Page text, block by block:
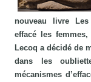
nouveau livre Les
effacé les
Lecoq a décidé de
dans les
mécanismes